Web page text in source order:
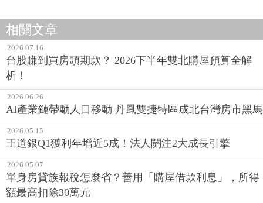
相關文章
2026.07.16
台股賺到買房頭期款？ 2026下半年雙北購屋預算全解
析！
2026.06.26
AI產業鏈帶動人口移動 丹鳳雙捷特區成北台灣房市黑馬
2026.05.15
王道銀Q1獲利年增近5成！法人關注2大成長引擎
2026.05.07
單身房貸族報稅怎麼省？善用「購屋借款利息」，所得
額最高扣除30萬元